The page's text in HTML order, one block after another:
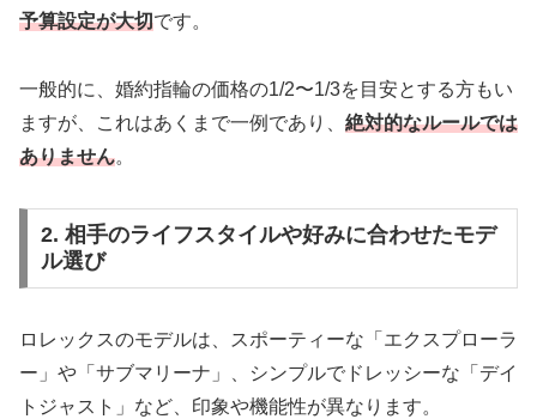
予算設定が大切です。
一般的に、婚約指輪の価格の1/2〜1/3を目安とする方もい
ますが、これはあくまで一例であり、 絶対的なルールでは
ありません。
2. 相手のライフスタイルや好みに合わせたモデ
ル選び
ロレックスのモデルは、スポーティーな「エクスプローラ
ー」や「サブマリーナ」、シンプルでドレッシーな「デイ
トジャスト」など、印象や機能性が異なります。